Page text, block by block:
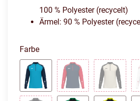
100 % Polyester (recycelt)
Ärmel: 90 % Polyester
Farbe
Aqua/MarineMarine/RotOff